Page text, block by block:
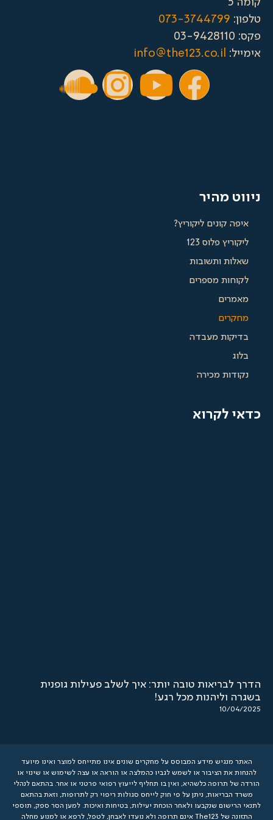
073-3744799
info@the123.co.il
מהיר
קונים ליקוריץ?
פלוס 123
ותשובות
מספרים
מעבדה
מכירה
לקרוא
טובה יותר: איך לשלב פעילות גופנית
מכל רגע!
10/
מידע המבוסס על מחקרים שונים אינו מתייחס למוצר ואינו מיועד
הציבור או לשמש לגביו כהמלצה או הוראה או עצה לשימוש או שינוי או
תרופה כלשהיא, ואין בו תחליף לייעוץ רפואי פרטני או אחר. בהתאם לנהלי
ניתן על פי חוק לייחס סגולות ריפוי רק לתרופות, וזאת בהתאם
שנקבעו ולאחר הוכחת יעילות, בטיחות ואיכות. למען הסר ספק, תוספי
התזונה של The123 אינם תרופה ולא נועדו לאבחן, לטפל, לרפא או למנוע מחלה